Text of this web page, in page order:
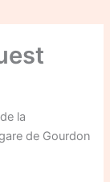
la
de Gourdon